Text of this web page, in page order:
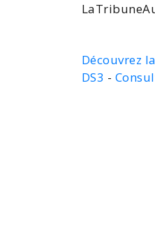
Découvrez
DS3 -